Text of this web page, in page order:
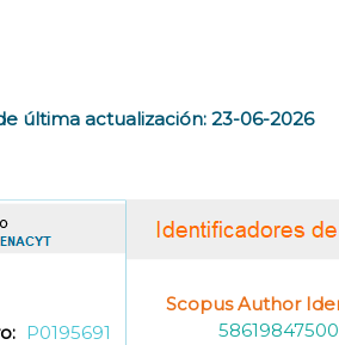
última actualización: 23-06-2026
P0195691
Scopus Author
58619847500